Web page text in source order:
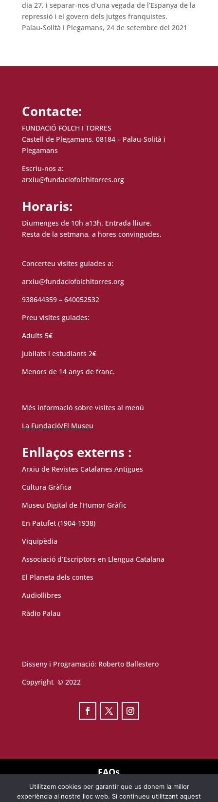
dia 27, i separar-nos d’una vegada de l’Espanya de la
repressió i el govern dels jutges franquistes.
Palau-Solità i Plegamans, 24 de setembre del 2021
Contacte:
FUNDACIÓ FOLCH I TORRES
Castell de Plegamans, 08184 – Palau-Solità i
Plegamans
Escriu-nos a:
arxiu@fundaciofolchitorres.org
Horaris:
Diumenges de 10h a13h. Entrada lliure.
Resta de la setmana, a hores convingudes.
Concerteu visites guiades a:
arxiu@fundaciofolchitorres.org
938644359 – 640052532
Preu visites guiades:
Adults 5€
Jubilats i estudiants 2€
Menors de 14 anys de franc.
Més informació sobre visites al menú
La Fundació/El Museu
Enllaços externs :
Arxiu de Revistes Catalanes Antigues
Cultura Gràfica
Museu Digital de l’Humor Gràfic
En Patufet (1904-1938)
Viquipèdia
Associació d’Escriptors en Llengua Catalana
El Planeta dels contes
Audiollibres
Ràdio Palau
Disseny i Programació: Roberto Ballestero
Copyright © 2022
FAQs
TERMES D’ÚS
Utilitzem cookies per garantir que us donem la millor
experiència al nostre lloc web. Si continueu utilitzant aquest